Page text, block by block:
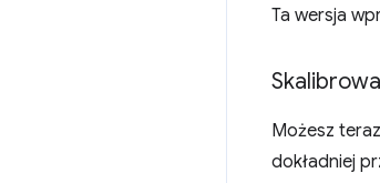
Ta wersja
Możesz
dokładniej